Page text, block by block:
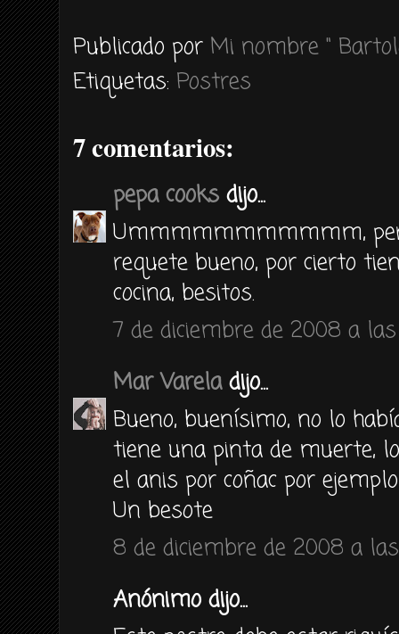
Publicado por Mi nombre "
Etiquetas: Postres
7 comentarios:
pepa cooks dijo...
Ummmmmmmmmmm,
requete bueno, por cierto
cocina, besitos.
7 de diciembre de 2008 a las
Mar Vareladijo...
Bueno, buenísimo, no lo
tiene una pinta de muerte,
el anis por coñac por ejemplo
Un besote
8 de diciembre de 2008 a
Anónimo dijo...